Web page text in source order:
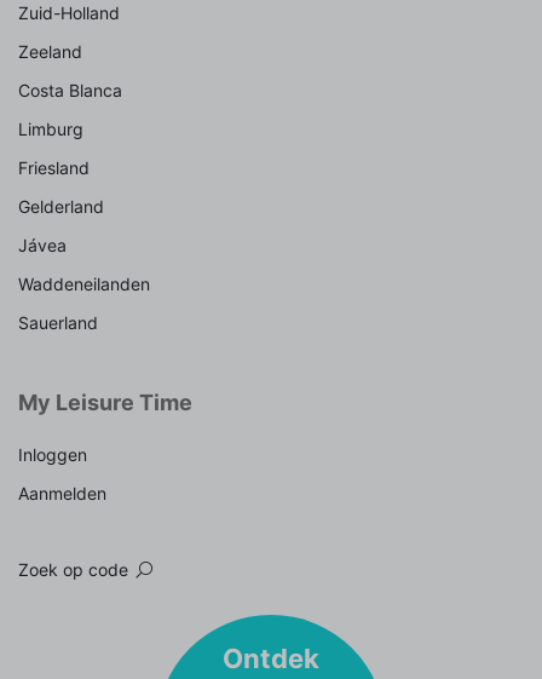
Zuid-Holland
Zeeland
Costa Blanca
Limburg
Friesland
Gelderland
Jávea
Waddeneilanden
Sauerland
My Leisure Time
Inloggen
Aanmelden
Zoek op code
Ontdek